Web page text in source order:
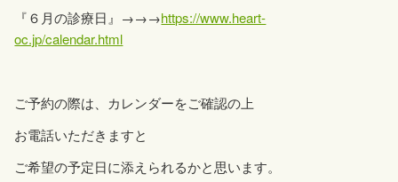
『６月の診療日』→→→https://www.heart-
oc.jp/calendar.html
ご予約の際は、カレンダーをご確認の上
お電話いただきますと
ご希望の予定日に添えられるかと思います。